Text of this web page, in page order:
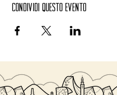
Condividi questo evento